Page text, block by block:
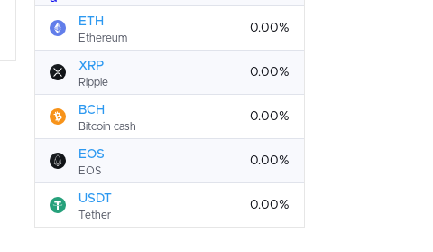
ETH
Ethereum
0.00%
XRP
Ripple
0.00%
BCH
Bitcoin cash
0.00%
EOS
EOS
0.00%
USDT
Tether
0.00%